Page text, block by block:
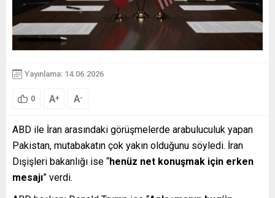
Yayınlama: 14.06.2026
0 A+ A-
ABD ile İran arasındaki görüşmelerde arabuluculuk yapan
Pakistan, mutabakatın çok yakın olduğunu söyledi. İran
Dışişleri bakanlığı ise “henüz net konuşmak için erken
mesajı” verdi.